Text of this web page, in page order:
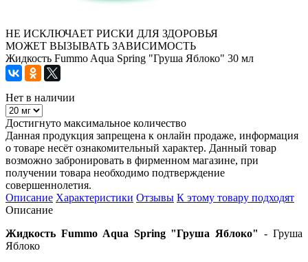
НЕ ИСКЛЮЧАЕТ РИСКИ ДЛЯ ЗДОРОВЬЯ
МОЖЕТ ВЫЗЫВАТЬ ЗАВИСИМОСТЬ
Жидкость Fummo Aqua Spring "Груша Яблоко" 30 мл
Нет в наличии
Достигнуто максимальное количество
Данная продукция запрещена к онлайн продаже, информация
о товаре несёт ознакомительный характер. Данный товар
возможно забронировать в фирменном магазине, при
получении товара необходимо подтверждение
совершеннолетия.
Описание Характеристики Отзывы К этому товару подходят
Описание
Жидкость Fummo Aqua Spring "Груша Яблоко" - Груша
Яблоко